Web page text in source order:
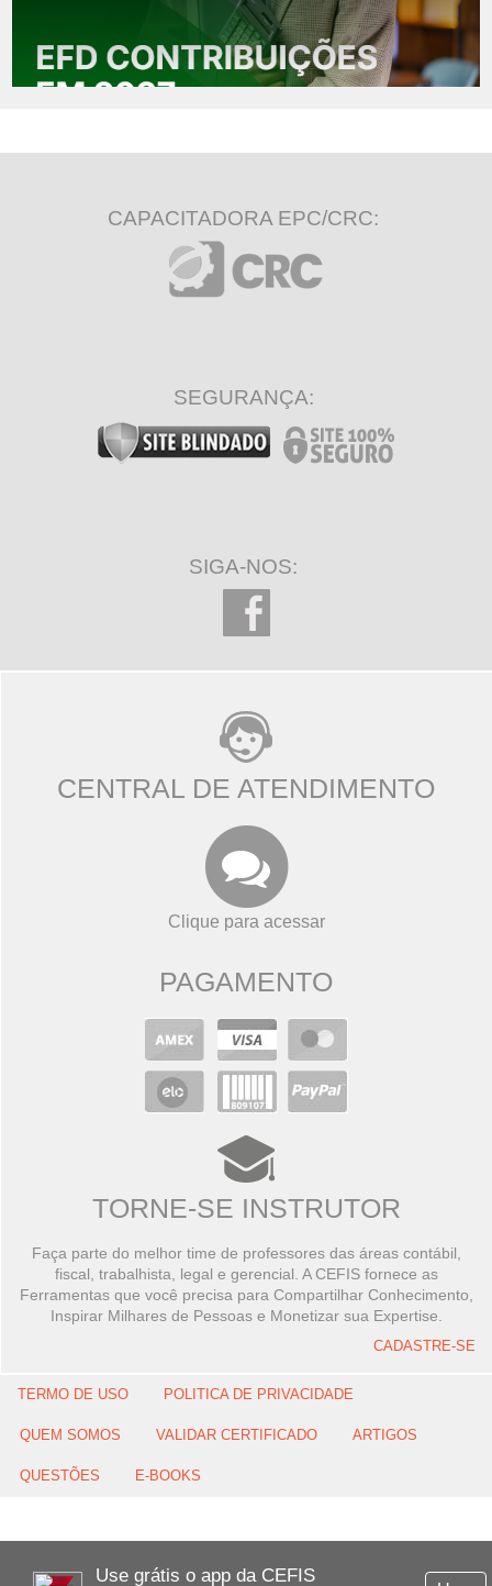
Use grátis o app da CEFIS
CAPACITADORA EPC/CRC:
SEGURANÇA:
SIGA-NOS:
CENTRAL DE ATENDIMENTO
Clique para acessar
PAGAMENTO
TORNE-SE INSTRUTOR
Faça parte do melhor time de professores das áreas contábil,
fiscal, trabalhista, legal e gerencial. A CEFIS fornece as
Ferramentas que você precisa para Compartilhar Conhecimento,
Inspirar Milhares de Pessoas e Monetizar sua Expertise.
CADASTRE-SE
TERMO DE USO POLITICA DE PRIVACIDADE
QUEM SOMOS VALIDAR CERTIFICADO ARTIGOS
QUESTÕES E-BOOKS